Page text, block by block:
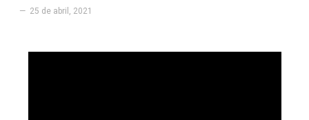
25 de abril, 2021